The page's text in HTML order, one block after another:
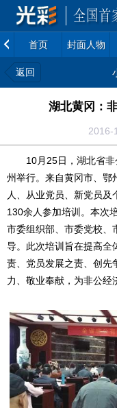
首页 封面人物
返回
湖北黄冈：
10月25日，湖北省非
州举行。来自黄冈市、鄂
人、从业党员、新党员
130余人参加培训。本次
市委组织部、市委党校、
导。此次培训旨在提高全
责、党员发展之责、创先
力、敬业奉献，为非公经